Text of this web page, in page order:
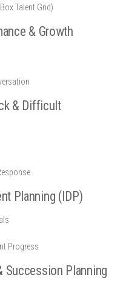
Talent Grid)
& Growth
& Difficult
Planning (IDP)
Progress
Succession Planning